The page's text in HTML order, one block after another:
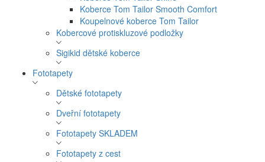
Koberce Tom Tailor Smooth Comfort
Koupelnové koberce Tom Tailor
Kobercové protiskluzové podložky
Sigikid dětské koberce
Fototapety
Dětské fototapety
Dveřní fototapety
Fototapety SKLADEM
Fototapety z cest